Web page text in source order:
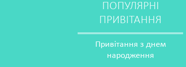
ПОПУЛЯРНІ
ПРИВІТАННЯ
Привітання з днем
народження